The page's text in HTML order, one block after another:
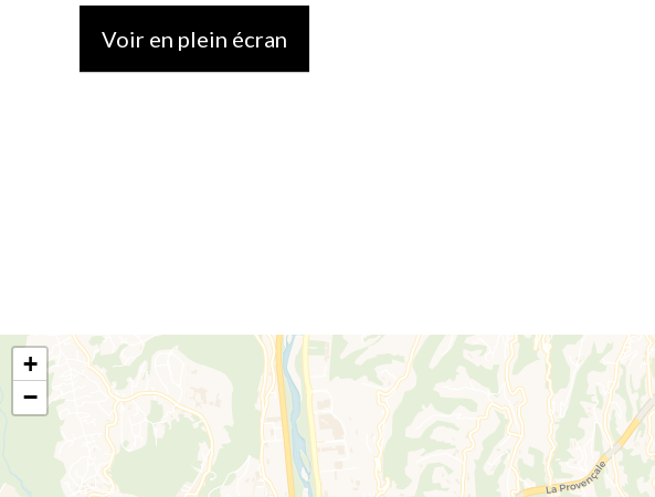
Voir en plein écran
+
−